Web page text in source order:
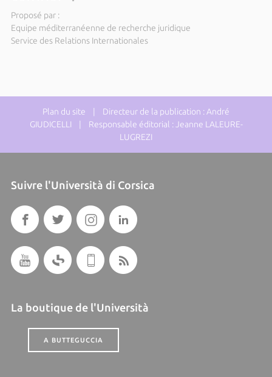
Proposé par :
Equipe méditerranéenne de recherche juridique
Service des Relations Internationales
Plan du site | Directeur de la publication : André
GIUDICELLI | Responsable éditorial : Jeanne LALEURE-
LUGREZI
Suivre l'Università di Corsica
La boutique de l'Università
A BUTTEGUCCIA